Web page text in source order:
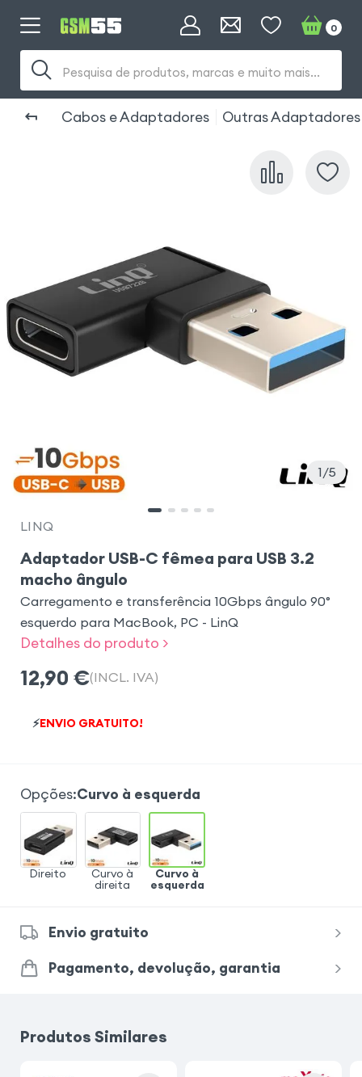
Pesquisa de produtos, marcas e muito mais...
0
Cabos e Adaptadores Outras Adaptadores
1 5
LINQ
Adaptador USB-C fêmea para USB 3.2
macho ângulo
Carregamento e transferência 10Gbps ângulo 90°
esquerdo para MacBook, PC - LinQ
Detalhes do produto >
12,90 €(INCL. IVA)
⚡ENVIO GRATUITO!
Opções:Curvo à esquerda
Direito Curvo à
direita
Curvo à
esquerda
Envio gratuito
Pagamento, devolução, garantia
Produtos Similares